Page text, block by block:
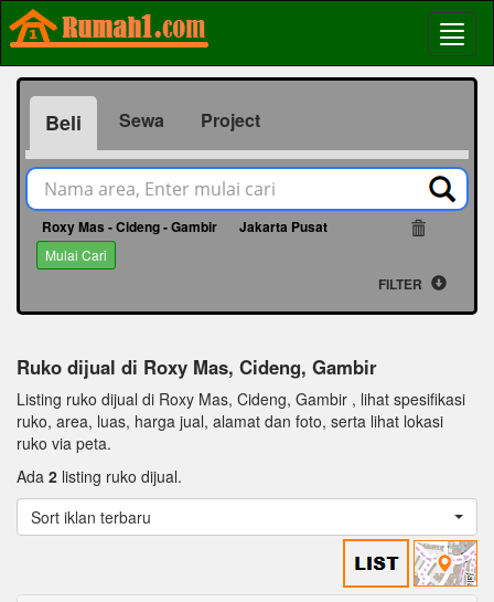
Beli Sewa Project
Roxy Mas - Cideng - Gambir Jakarta Pusat
Mulai Cari
FILTER
Ruko dijual di Roxy Mas, Cideng, Gambir
Listing ruko dijual di Roxy Mas, Cideng, Gambir , lihat spesifikasi
ruko, area, luas, harga jual, alamat dan foto, serta lihat lokasi
ruko via peta.
Ada 2 listing ruko dijual.
Sort iklan terbaru